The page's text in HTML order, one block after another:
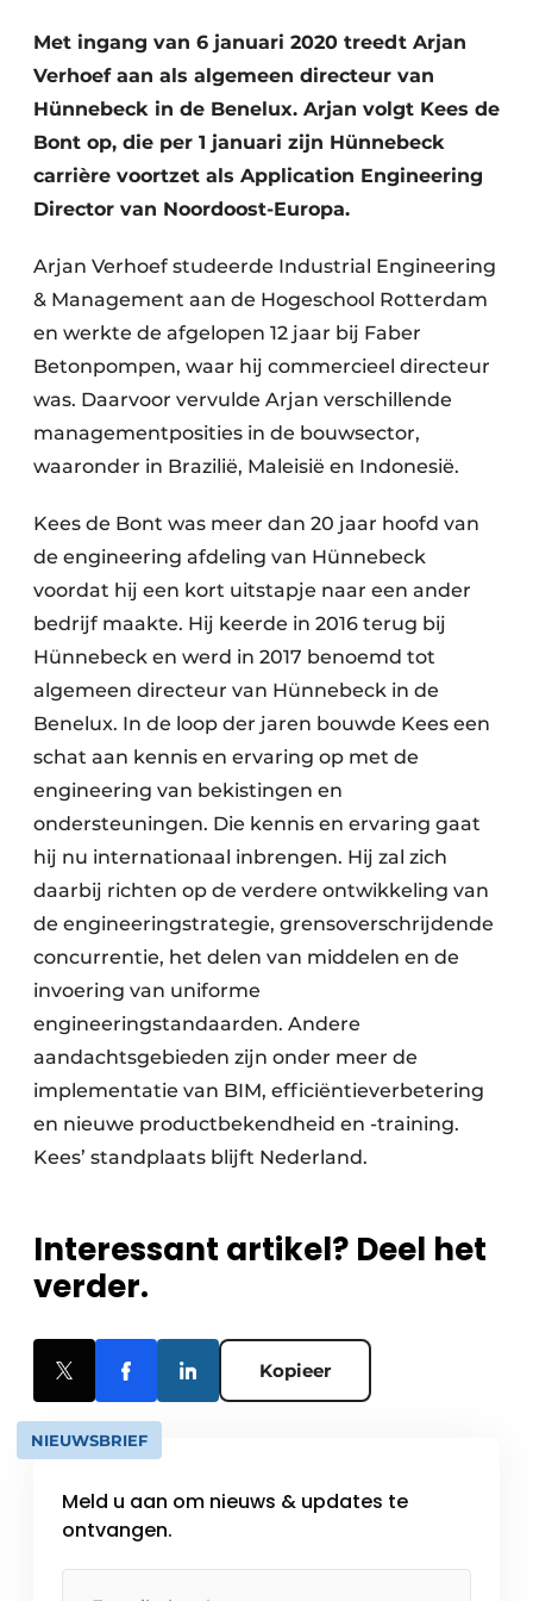
Vacature aanmelden
Met ingang van 6 januari 2020 treedt Arjan
Verhoef aan als algemeen directeur van
Hünnebeck in de Benelux. Arjan volgt Kees de
Bont op, die per 1 januari zijn Hünnebeck
carrière voortzet als Application Engineering
Director van Noordoost-Europa.
Arjan Verhoef studeerde Industrial Engineering
& Management aan de Hogeschool Rotterdam
en werkte de afgelopen 12 jaar bij Faber
Betonpompen, waar hij commercieel directeur
was. Daarvoor vervulde Arjan verschillende
managementposities in de bouwsector,
waaronder in Brazilië, Maleisië en Indonesië.
Kees de Bont was meer dan 20 jaar hoofd van
de engineering afdeling van Hünnebeck
voordat hij een kort uitstapje naar een ander
bedrijf maakte. Hij keerde in 2016 terug bij
Hünnebeck en werd in 2017 benoemd tot
algemeen directeur van Hünnebeck in de
Benelux. In de loop der jaren bouwde Kees een
schat aan kennis en ervaring op met de
engineering van bekistingen en
ondersteuningen. Die kennis en ervaring gaat
hij nu internationaal inbrengen. Hij zal zich
daarbij richten op de verdere ontwikkeling van
de engineeringstrategie, grensoverschrijdende
concurrentie, het delen van middelen en de
invoering van uniforme
engineeringstandaarden. Andere
aandachtsgebieden zijn onder meer de
implementatie van BIM, efficiëntieverbetering
en nieuwe productbekendheid en -training.
Kees’ standplaats blijft Nederland.
Interessant artikel? Deel het
verder.
Kopieer
NIEUWSBRIEF
Meld u aan om nieuws & updates te
ontvangen.